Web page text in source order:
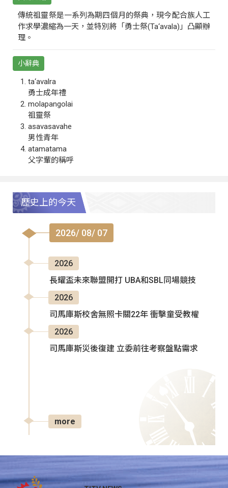
傳統祖靈祭是一系列為期四個月的祭典，現今配合族人工
作求學濃縮為一天，並特別將「勇士祭(Ta‘avala)」凸顯辦
理。
小辭典
ta‘avalra
勇士成年禮
molapangolai
祖靈祭
asavasavahe
男性青年
atamatama
父字輩的稱呼
歷史上的今天
2026/ 08/ 07
2026
長耀盃未來聯盟開打 UBA和SBL同場競技
2026
司馬庫斯校舍無照卡關22年 衝擊童受教權
2026
司馬庫斯災後復建 立委前往考察盤點需求
more